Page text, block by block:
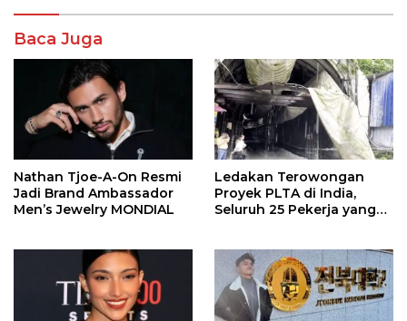
Baca Juga
Nathan Tjoe-A-On Resmi
Jadi Brand Ambassador
Men’s Jewelry MONDIAL
Ledakan Terowongan
Proyek PLTA di India,
Seluruh 25 Pekerja yang